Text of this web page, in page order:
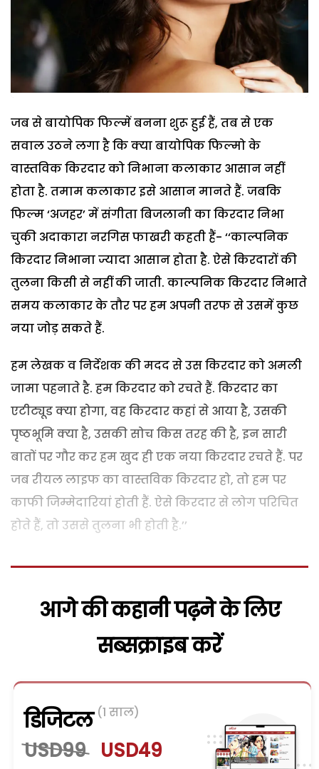
जब से बायोपिक फिल्में बनना शुरू हुई हैं, तब से एक
सवाल उठने लगा है कि क्या बायोपिक फिल्मो के
वास्तविक किरदार को निभाना कलाकार आसान नहीं
होता है. तमाम कलाकार इसे आसान मानते हैं. जबकि
फिल्म ‘अजहर’ में संगीता बिजलानी का किरदार निभा
चुकी अदाकारा नरगिस फाखरी कहती हैं- ‘‘काल्पनिक
किरदार निभाना ज्यादा आसान होता है. ऐसे किरदारों की
तुलना किसी से नहीं की जाती. काल्पनिक किरदार निभाते
समय कलाकार के तौर पर हम अपनी तरफ से उसमें कुछ
नया जोड़ सकते हैं.
हम लेखक व निर्देशक की मदद से उस किरदार को अमली
जामा पहनाते है. हम किरदार को रचते हैं. किरदार का
एटीट्यूड क्या होगा, वह किरदार कहां से आया है, उसकी
पृष्ठभूमि क्या है, उसकी सोच किस तरह की है, इन सारी
बातों पर गौर कर हम खुद ही एक नया किरदार रचते हैं. पर
जब रीयल लाइफ का वास्तविक किरदार हो, तो हम पर
काफी जिम्मेदारियां होती हैं. ऐसे किरदार से लोग परिचित
होते हैं, तो उससे तुलना भी होती है.’’
आगे की कहानी पढ़ने के लिए
सब्सक्राइब करें
डिजिटल (1 साल)
USD99 USD49